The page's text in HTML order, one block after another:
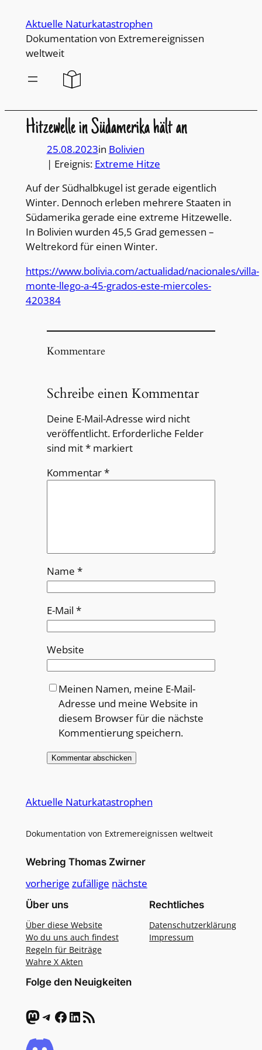
Inhalt
wechseln
Aktuelle Naturkatastrophen
Dokumentation von Extremereignissen
weltweit
Hitzewelle in Südamerika hält an
25.08.2023in Bolivien
| Ereignis: Extreme Hitze
Auf der Südhalbkugel ist gerade eigentlich
Winter. Dennoch erleben mehrere Staaten in
Südamerika gerade eine extreme Hitzewelle.
In Bolivien wurden 45,5 Grad gemessen –
Weltrekord für einen Winter.
https://www.bolivia.com/actualidad/nacionales/villa-
monte-llego-a-45-grados-este-miercoles-
420384
Kommentare
Schreibe einen Kommentar
Deine E-Mail-Adresse wird nicht
veröffentlicht. Erforderliche Felder
sind mit*markiert
Kommentar*
Name *
E-Mail *
Website
Meinen Namen, meine E-Mail-
Adresse und meine Website in
diesem Browser für die nächste
Kommentierung speichern.
Aktuelle Naturkatastrophen
Dokumentation von Extremereignissen weltweit
Webring Thomas Zwirner
vorherige zufällige nächste
Über uns
Über diese Website
Wo du uns auch findest
Regeln für Beiträge
Wahre X Akten
Rechtliches
Datenschutzerklärung
Impressum
Folge den Neuigkeiten
Mastodon Telegram Facebook LinkedIn RSS-Feed